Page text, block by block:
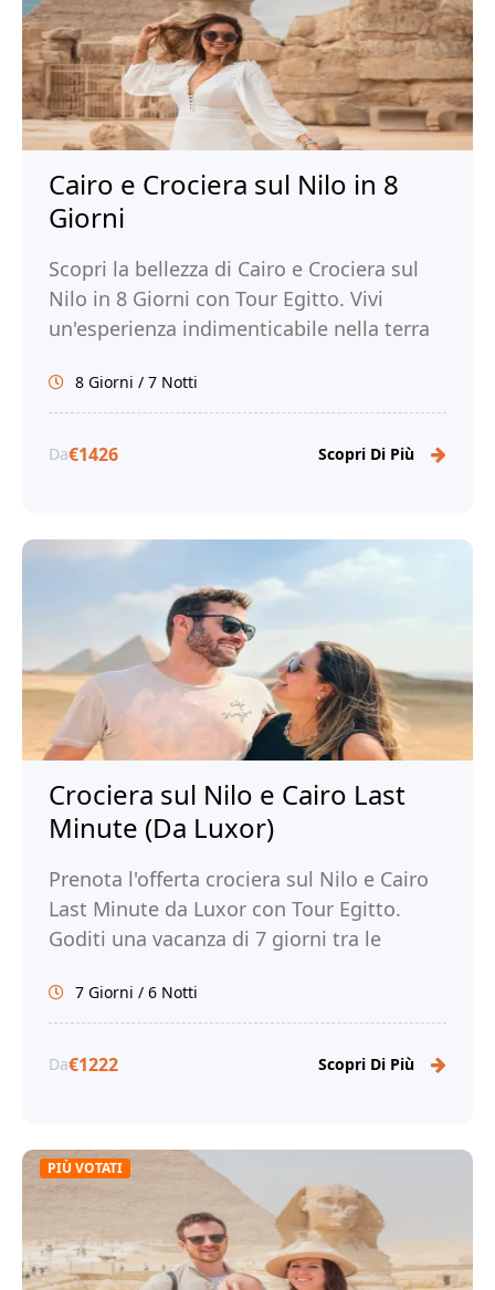
Cairo e Crociera sul Nilo in 8
Giorni
Scopri la bellezza di Cairo e Crociera sul
Nilo in 8 Giorni con Tour Egitto. Vivi
un'esperienza indimenticabile nella terra
8 Giorni / 7 Notti
Da€1426 Scopri Di Più
Crociera sul Nilo e Cairo Last
Minute (Da Luxor)
Prenota l'offerta crociera sul Nilo e Cairo
Last Minute da Luxor con Tour Egitto.
Goditi una vacanza di 7 giorni tra le
7 Giorni / 6 Notti
Da€1222 Scopri Di Più
PIÙ VOTATI